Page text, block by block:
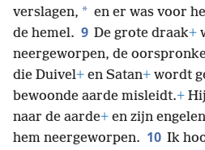
verslagen, * en er was voor
de hemel. 9 De grote draak+
neergeworpen, de
die Duivel+ en Satan+ wordt
bewoonde aarde misleidt.+
naar de aarde+ en zijn
hem neergeworpen. 10 Ik